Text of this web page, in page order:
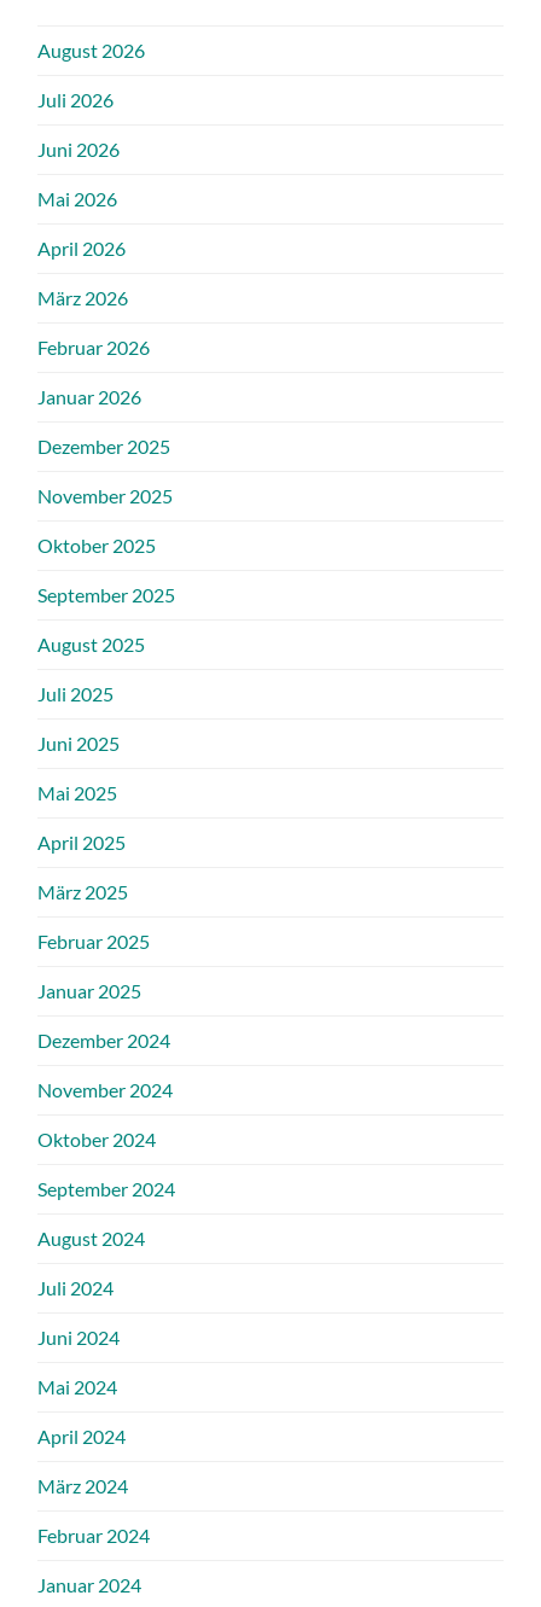
August 2026
Juli 2026
Juni 2026
Mai 2026
April 2026
März 2026
Februar 2026
Januar 2026
Dezember 2025
November 2025
Oktober 2025
September 2025
August 2025
Juli 2025
Juni 2025
Mai 2025
April 2025
März 2025
Februar 2025
Januar 2025
Dezember 2024
November 2024
Oktober 2024
September 2024
August 2024
Juli 2024
Juni 2024
Mai 2024
April 2024
März 2024
Februar 2024
Januar 2024